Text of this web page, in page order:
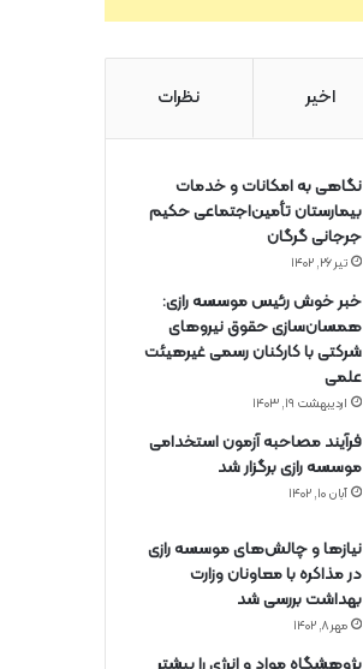
اخیر نظرات
نگاهی به امکانات و خدمات
بیمارستان تأمین‌اجتماعی حکیم
جرجانی گرگان
تیر ۲۶, ۱۴۰۲
خبر خوش رئیس موسسه رازی:
همسان‌سازی حقوق نیروهای
شرکتی با کارکنان رسمی غیرهیئت
علمی
اردیبهشت ۱۹, ۱۴۰۳
فرآیند مصاحبه آزمون استخدامی
موسسه رازی برگزار شد
آبان ۱۰, ۱۴۰۲
نیازها و چالش‌های موسسه رازی
در مذاکره با معاونان وزارت
بهداشت بررسی شد
مهر ۸, ۱۴۰۲